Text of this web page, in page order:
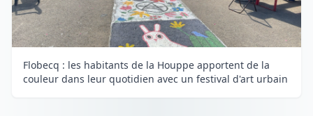
Flobecq : les habitants de la Houppe apportent de la
couleur dans leur quotidien avec un festival d'art urbain